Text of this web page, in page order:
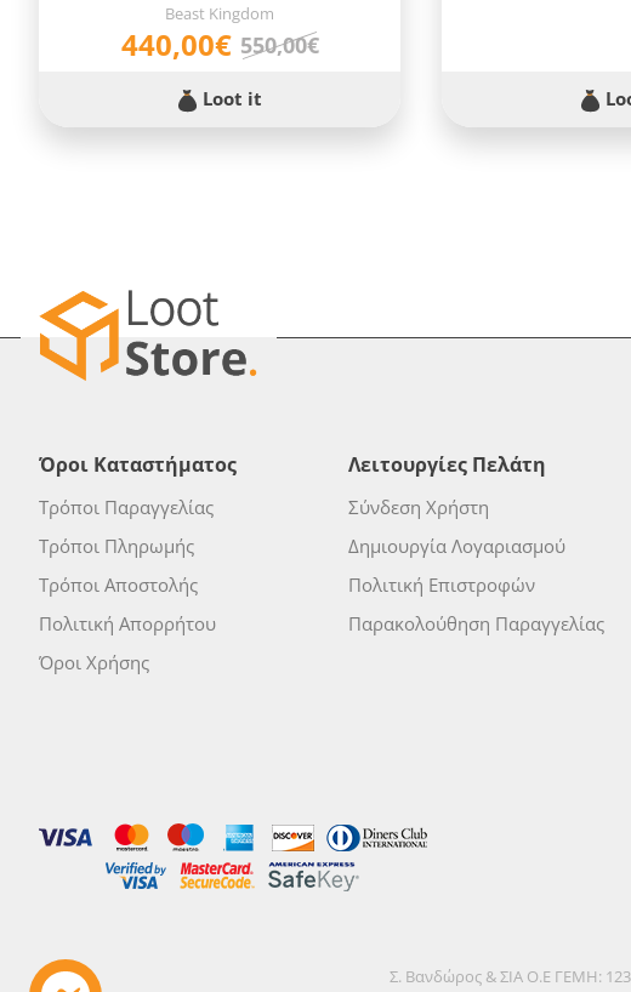
Beast Kingdom
440,00€ 550,00€
Loot it
Όροι Καταστήματος
Τρόποι Παραγγελίας
Τρόποι Πληρωμής
Τρόποι Αποστολής
Πολιτική Απορρήτου
Όροι Χρήσης
Λειτουργίες Πελάτη
Σύνδεση Χρήστη
Δημιουργία Λογαριασμού
Πολιτική Επιστροφών
Παρακολούθηση Παραγγελίας
Σ. Βανδώρος & ΣΙΑ Ο.Ε ΓΕΜΗ: